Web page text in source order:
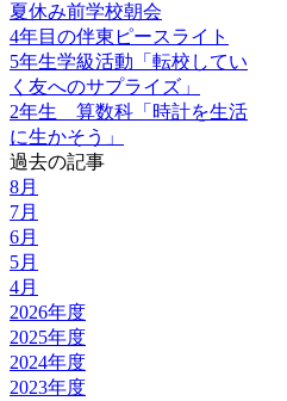
夏休み前学校朝会
4年目の伴東ピースライト
5年生学級活動「転校してい
く友へのサプライズ」
2年生 算数科「時計を生活
に生かそう」
過去の記事
8月
7月
6月
5月
4月
2026年度
2025年度
2024年度
2023年度